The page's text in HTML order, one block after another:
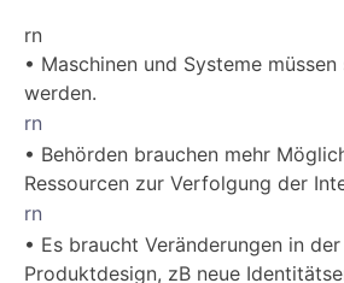
rn
• Maschinen und Systeme
werden.
rn
• Behörden brauchen mehr
Ressourcen zur Verfolgung der
rn
• Es braucht Veränderungen in
Produktdesign, zB neue